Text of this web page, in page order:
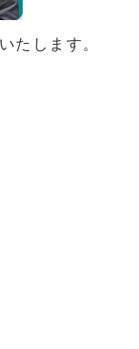
たします。